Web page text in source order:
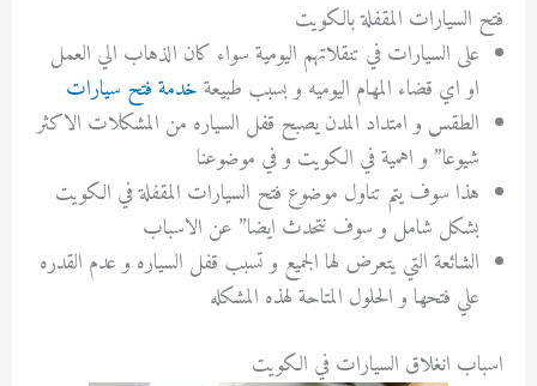
فتح السيارات المقفلة بالكويت
على السيارات في تنقلاتهم اليومية سواء كان الذهاب الي العمل
او اي قضاء المهام اليوميه و بسبب طبيعةخدمة فتح سيارات
الطقس و امتداد المدن يصبح قفل السياره من المشكلات الاكثر
شيوعا” و اهمية في الكويت و في موضوعنا
هذا سوف يتم تناول موضوع فتح السيارات المقفلة في الكويت
بشكل شامل و سوف نتحدث ايضا” عن الاسباب
الشائعة التي يتعرض لها الجميع و تسبب قفل السياره و عدم القدره
علي فتحها و الحلول المتاحة لهذه المشكله
اسباب انغلاق السيارات في الكويت